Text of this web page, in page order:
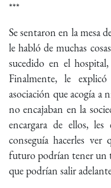
***
Se sentaron en la mesa
le habló de muchas
sucedido en el
Finalmente, le
asociación que acogía a
no encajaban en la
encargara de ellos,
conseguía hacerles
futuro podrían tener un
que podrían salir